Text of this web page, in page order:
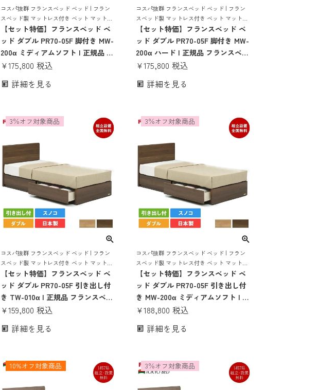
コスパ抜群 フランスベッド ベッド | フラン
スベッド製 マットレス付き ベット マットレ
ス 付き マットレスセット 70周年 脚付き ス
ノコ すのこ すのこベッド
【セット特価】フランスベッド ベ
ッド ダブル PR70-05F 脚付き MW-
200α ミディアムソフト | 正規品 フ
ランスベッド製 ダブルベッド マッ
ドセット ベット コンパクト すのこ
¥175,800 税込
詳細を見る
コスパ抜群 フランスベッド ベッド | フラン
スベッド製 マットレス付き ベット マットレ
ス 付き マットレスセット 70周年 脚付き ス
ノコ すのこ すのこベッド
【セット特価】フランスベッド ベ
ッド ダブル PR70-05F 脚付き MW-
200α ハード | 正規品 フランスベッ
ド製 ダブルベッド マットレス付き
ット コンパクト すのこ スノコ す
¥175,800 税込
詳細を見る
コスパ抜群 フランスベッド ベッド | フラン
スベッド製 マットレス付き ベット マットレ
ス 付き マットレスセット 70周年 収納 収納
付き 引き出し 引出し スノコ すのこ すのこ
【セット特価】フランスベッド ベ
ッド ダブル PR70-05F 引き出し付
き TW-010α | 正規品 フランスベッ
ド製 ダブルベッド マットレス付き
ットレス付 ベット ダブルサイズ 収
3％オフ対象商品
¥159,800 税込
詳細を見る
コスパ抜群 フランスベッド ベッド | フラン
スベッド製 マットレス付き ベット マットレ
ス 付き マットレスセット 70周年 収納 収納
付き 引き出し 引出し スノコ すのこ すのこ
【セット特価】フランスベッド ベ
ッド ダブル PR70-05F 引き出し付
き MW-200α ミディアムソフト | 正
規品 フランスベッド製 ダブルベッ
ト ベッドセット マットレス付 ベッ
3％オフ対象商品
¥188,800 税込
詳細を見る
10%オフ対象商品 3％オフ対象商品